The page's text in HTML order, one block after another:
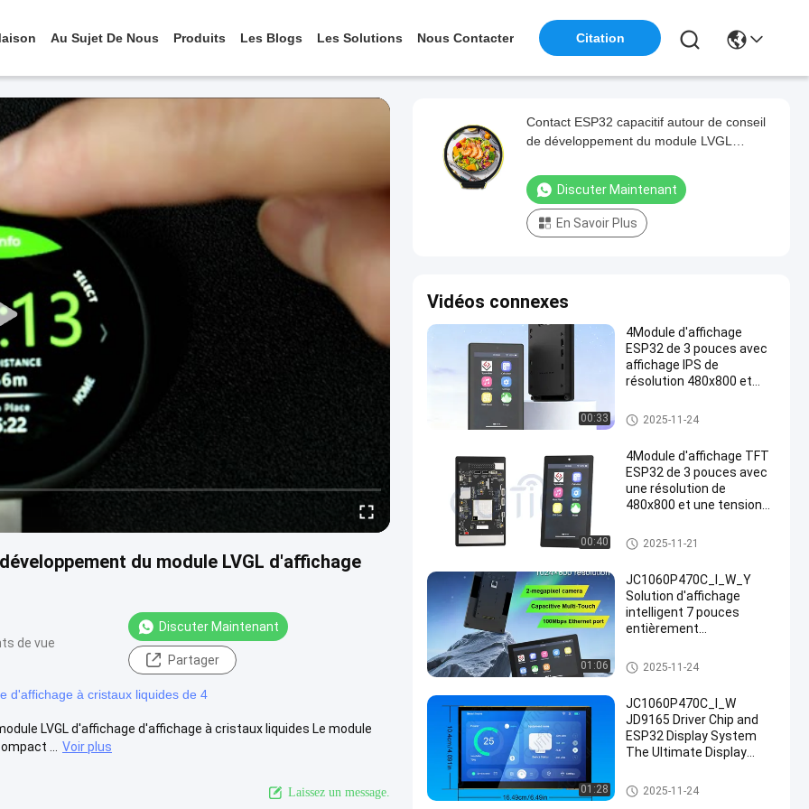
Au Sujet De Nous Produits Les Blogs Les Solutions Nous Contacter Citation
du module LVGL d'affichage
de vue
Discuter Maintenant
Partager
d'affichage à cristaux liquides de 4
LVGL d'affichage d'affichage à cristaux liquides Le module
...
Voir plus
Laissez un message.
Contact ESP32 capacitif autour de conseil
de développement du module LVGL
Discuter Maintenant
En Savoir Plus
Vidéos connexes
00:33
4Module d'affichage
ESP32 de 3 pouces avec
affichage IPS de
résolution 480x800 et
ST7701S pour
applications hautes
Module de l'affichage ESP32
2025-11-24
00:40
4Module d'affichage TFT
ESP32 de 3 pouces avec
une résolution de
480x800 et une tension
pour des visuels de haute
qualité
Module de l'affichage ESP32
2025-11-21
01:06
JC1060P470C_I_W_Y
Solution d'affichage
intelligent 7 pouces
entièrement
ESP32-P4, écran tactile
et caméra intégrés, prêt
immédiat
Module de l'affichage ESP32
2025-11-24
01:28
JC1060P470C_I_W
JD9165 Driver Chip and
ESP32 Display System
The Ultimate Display
Business Needs
industrial grade tft liquid
Module de l'affichage ESP32
2025-11-24